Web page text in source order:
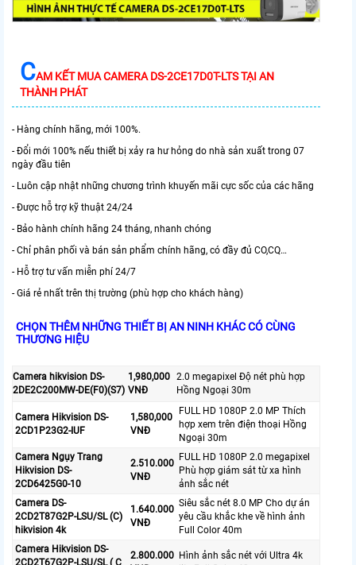
CAM KẾT MUA CAMERA DS-2CE17D0T-LTS TẠI AN
THÀNH PHÁT
- Hàng chính hãng, mới 100%.
- Đổi mới 100% nếu thiết bị xảy ra hư hỏng do nhà sản xuất trong 07
ngày đầu tiên
- Luôn cập nhật những chương trình khuyến mãi cực sốc của các hãng
- Được hỗ trợ kỹ thuật 24/24
- Bảo hành chính hãng 24 tháng, nhanh chóng
- Chỉ phân phối và bán sản phẩm chính hãng, có đầy đủ CO,CQ…
- Hỗ trợ tư vấn miễn phí 24/7
- Giá rẻ nhất trên thị trường (phù hợp cho khách hàng)
CHỌN THÊM NHỮNG THIẾT BỊ AN NINH KHÁC CÓ CÙNG
THƯƠNG HIỆU
Camera hikvision DS-
2DE2C200MW-DE(F0)(S7)
1,980,000
VNĐ
2.0 megapixel Độ nét phù hợp
Hồng Ngoại 30m
Camera Hikvision DS-
2CD1P23G2-IUF
1,580,000
VNĐ
FULL HD 1080P 2.0 MP Thích
hợp xem trên điện thoại Hồng
Ngoại 30m
Camera Ngụy Trang
Hikvision DS-
2CD6425G0-10
2.510.000
VNĐ
FULL HD 1080P 2.0 megapixel
Phù hợp giám sát từ xa hình
ảnh sắc nét
Camera DS-
2CD2T87G2P-LSU/SL (C)
hikvision 4k
1.640.000
VNĐ
Siêu sắc nét 8.0 MP Cho dự án
yêu cầu khắc khe về hình ảnh
Full Color 40m
Camera Hikvision DS-
2CD2T67G2P-LSU/SL ( C
2.800.000 Hình ảnh sắc nét với Ultra 4k